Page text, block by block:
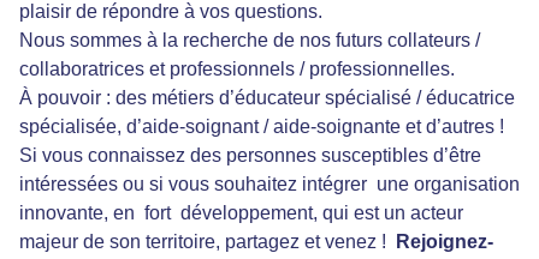
plaisir de répondre à vos questions.
Nous sommes à la recherche de nos futurs collateurs /
collaboratrices et professionnels / professionnelles.
À pouvoir : des métiers d’éducateur spécialisé / éducatrice
spécialisée, d’aide-soignant / aide-soignante et d’autres !
Si vous connaissez des personnes susceptibles d’être
intéressées ou si vous souhaitez intégrer une organisation
innovante, en fort développement, qui est un acteur
majeur de son territoire, partagez et venez !
Rejoignez-